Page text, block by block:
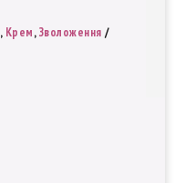
, Крем,Зволоження